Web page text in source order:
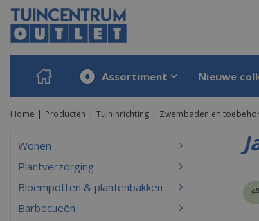
Ga
naar
content
Home Producten Tuininrichting Zwembaden en
Assortiment Nieuwe
Wonen
Plantverzorging
Bloempotten & plantenbakken
Barbecueën